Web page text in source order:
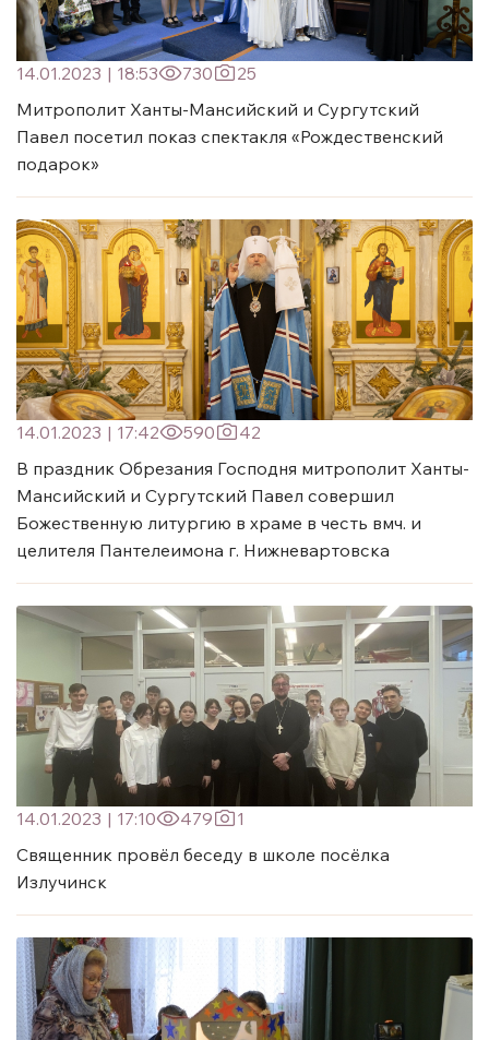
14.01.2023 | 18:53 730
25
Митрополит Ханты-Мансийский и Сургутский
Павел посетил показ спектакля «Рождественский
подарок»
14.01.2023 | 17:42 590
42
В праздник Обрезания Господня митрополит Ханты-
Мансийский и Сургутский Павел совершил
Божественную литургию в храме в честь вмч. и
целителя Пантелеимона г. Нижневартовска
14.01.2023 | 17:10 479
1
Священник провёл беседу в школе посёлка
Излучинск